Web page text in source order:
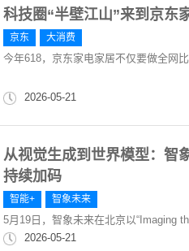
科技圈“半壁江山”来到京东
京东 大消费
今年618，京东家电家居不仅要做全网
2026-05-21
从视觉生成到世界模型：智
持续加码
智能+ 智象未来
5月19日，智象未来在北京以“Imaging
2026-05-21